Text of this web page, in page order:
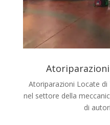
Atoriparazioni Locate di
nel settore della
di